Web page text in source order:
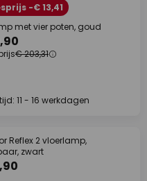
-€ 13,41
met vier poten, goud
€ 203,31
11 - 16 werkdagen
Reflex 2 vloerlamp,
zwart